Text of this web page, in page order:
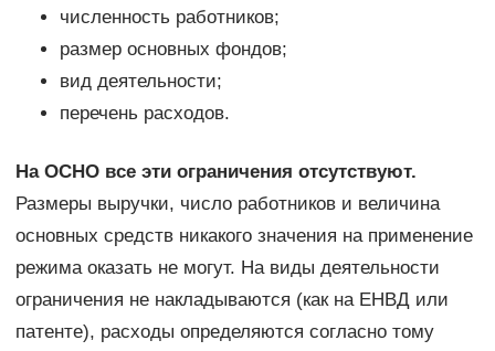
численность работников;
размер основных фондов;
вид деятельности;
перечень расходов.
На ОСНО все эти ограничения отсутствуют.
Размеры выручки, число работников и величина
основных средств никакого значения на применение
режима оказать не могут. На виды деятельности
ограничения не накладываются (как на ЕНВД или
патенте), расходы определяются согласно тому